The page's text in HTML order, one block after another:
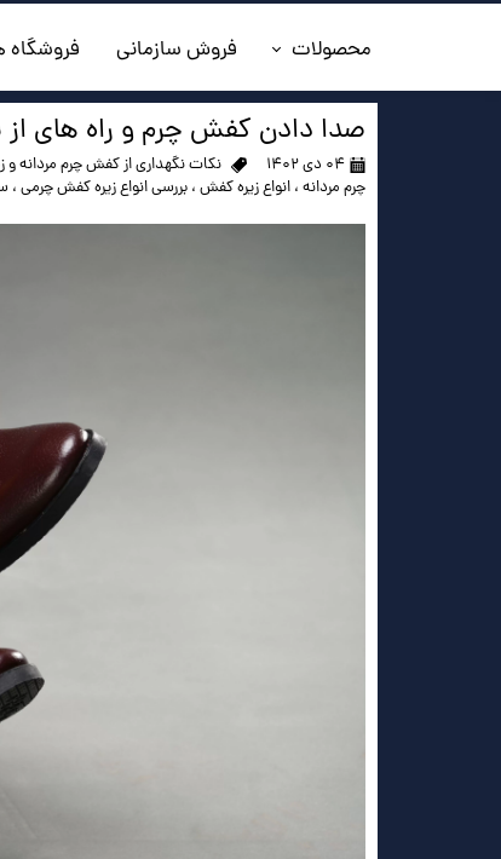
محصولات
◼️جدیدترین ها
◼️کفش مردانه
فروش سازمانی فروشگاه
صدا دادن کفش چرم و راه های از
۰۴ دی ۱۴۰۲ نکات نگهداری از کفش چرم مردانه و
چرم مردانه ، انواع زیره کفش ، بررسی انواع زیره کفش چرمی ،